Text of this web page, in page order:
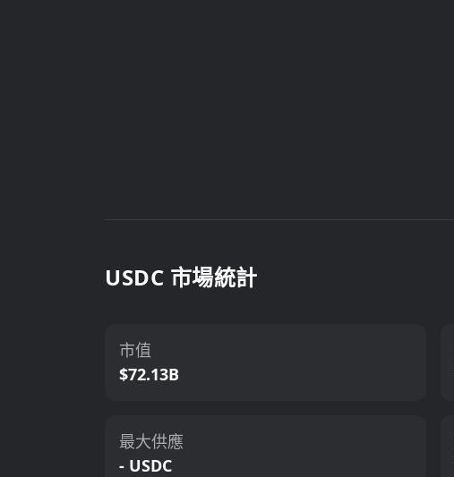
USDC 市場統計
市值
$72.13B
最大供應
- USDC